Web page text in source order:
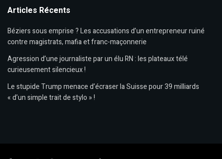
Articles Récents
Béziers sous emprise ? Les accusations d’un entrepreneur ruiné
contre magistrats, mafia et franc-maçonnerie
Agression d’une journaliste par un élu RN : les plateaux télé
curieusement silencieux !
Le stupide Trump menace d’écraser la Suisse pour 39 milliards
« d’un simple trait de stylo » !